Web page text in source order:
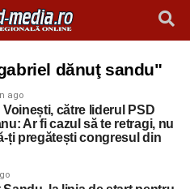
dănuţ sandu"
ago
Voinești, către liderul PSD
Ar fi cazul să te retragi, nu
ți pregătești congresul din